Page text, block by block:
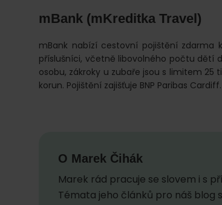
mBank (mKreditka Travel)
mBank nabízí cestovní pojištění zdarma
příslušníci, včetně libovolného počtu dětí
osobu, zákroky u zubaře jsou s limitem
korun. Pojištění zajišťuje BNP Paribas Cardiff.
O Marek Čihák
Marek rád pracuje se slovem i s
Témata jeho článků pro náš blog